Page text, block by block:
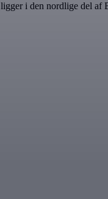
i den nordlige del